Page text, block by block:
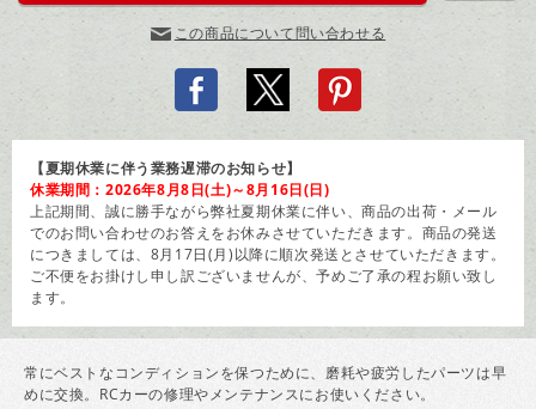
この商品について問い合わせる
【夏期休業に伴う業務遅滞のお知らせ】
休業期間：2026年8月8日(土)～8月16日(日)
上記期間、誠に勝手ながら弊社夏期休業に伴い、商品の出荷・メール
でのお問い合わせのお答えをお休みさせていただきます。商品の発送
につきましては、8月17日(月)以降に順次発送とさせていただきます。
ご不便をお掛けし申し訳ございませんが、予めご了承の程お願い致し
ます。
常にベストなコンディションを保つために、磨耗や疲労したパーツは早
めに交換。RCカーの修理やメンテナンスにお使いください。